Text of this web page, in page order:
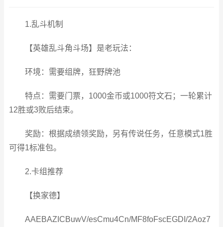
1.乱斗机制
【英雄乱斗角斗场】是老玩法：
环境：需要组牌，狂野牌池
特点：需要门票，1000金币或1000符文石；一轮累计
12胜或3败后结束。
奖励：根据成绩领奖励，另有传说任务，任意模式1胜
可得1标准包。
2.卡组推荐
【换家德】
AAEBAZICBuwV/esCmu4Cn/MF8foFscEGDI/2Aoz7